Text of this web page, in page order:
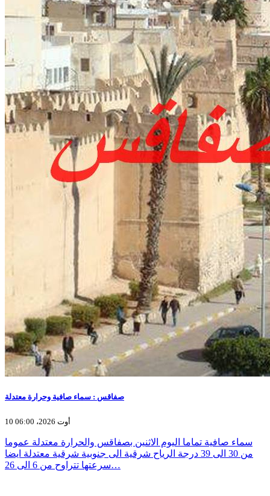
صفاقس : سماء صافية وحرارة معتدلة
10 أوت 2026، 06:00
سماء صافية تماما اليوم الاثنين بصفاقس والحرارة معتدلة عموما
من 30 الى 39 درجة الرياح شرقية الى جنوبية شرقية معتدلة ايضا
سرعتها تتراوح من 6 الى 26…